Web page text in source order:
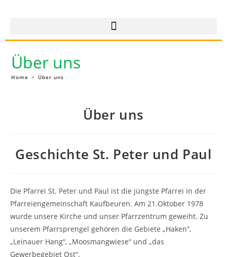
Über uns
Home > Über uns
Über uns
Geschichte St. Peter und Paul
Die Pfarrei St. Peter und Paul ist die jüngste Pfarrei in der
Pfarreiengemeinschaft Kaufbeuren. Am 21.Oktober 1978
wurde unsere Kirche und unser Pfarrzentrum geweiht. Zu
unserem Pfarrsprengel gehören die Gebiete „Haken“,
„Leinauer Hang“, „Moosmangwiese“ und „das
Gewerbegebiet Ost“.